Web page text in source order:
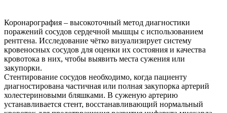
Коронарография – высокоточный метод диагностики
поражений сосудов сердечной мышцы с использованием
рентгена. Исследование чётко визуализирует систему
кровеносных сосудов для оценки их состояния и качества
кровотока в них, чтобы выявить места сужения или
закупорки.
Стентирование сосудов необходимо, когда пациенту
диагностирована частичная или полная закупорка артерий
холестериновыми бляшками. В суженую артерию
устанавливается стент, восстанавливающий нормальный